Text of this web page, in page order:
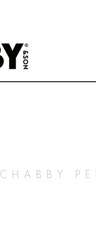
CHABBY